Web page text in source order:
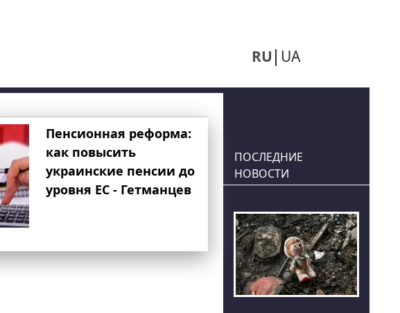
RU UA
Пенсионная реформа:
как повысить
украинские пенсии до
уровня ЕС - Гетманцев
ПОСЛЕДНИЕ
НОВОСТИ